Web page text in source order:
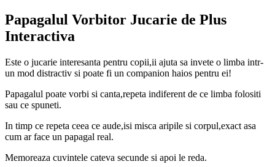
Papagalul Vorbitor Jucarie de Plus
Interactiva
Este o jucarie interesanta pentru copii,ii ajuta sa invete o limba intr-
un mod distractiv si poate fi un companion haios pentru ei!
Papagalul poate vorbi si canta,repeta indiferent de ce limba folositi
sau ce spuneti.
In timp ce repeta ceea ce aude,isi misca aripile si corpul,exact asa
cum ar face un papagal real.
Memoreaza cuvintele cateva secunde si apoi le reda.